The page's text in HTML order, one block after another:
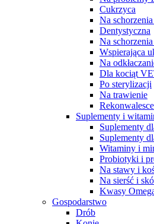
Cukrzyca
Na
Dentystyczna
Na schorzenia
Wspierająca
Na
Dla kociąt
Po sterylizacji
Na trawienie
Suplementy i
Suplementy
Suplementy
Witaminy i
Probiotyki i
Na stawy i
Na sierść i
Kwasy
Gospodarstwo
Drób